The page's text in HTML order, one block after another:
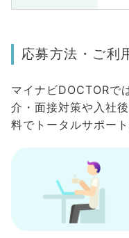
応募方法・ご利
マイナビDOCTORで
介・面接対策や入社
料でトータルサポート